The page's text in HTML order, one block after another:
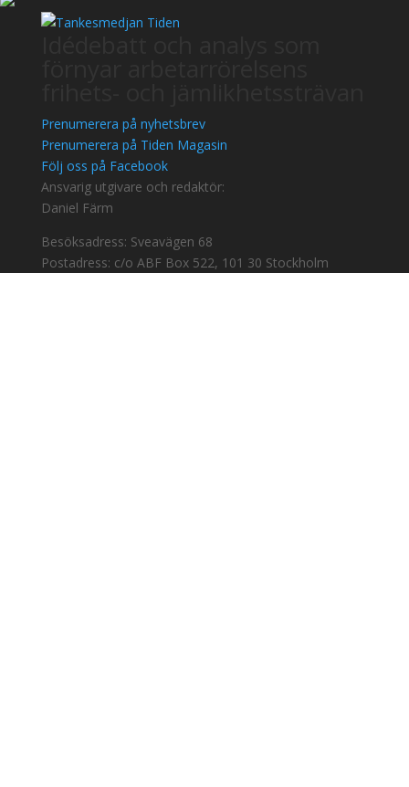
Prenumerera på nyhetsbrev
Prenumerera på Tiden Magasin
Följ oss på Facebook
Ansvarig utgivare och redaktör:
Daniel Färm
Besöksadress: Sveavägen 68
Postadress: c/o ABF Box 522, 101 30 Stockholm